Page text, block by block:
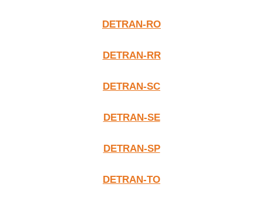
DETRAN-RO
DETRAN-RR
DETRAN-SC
DETRAN-SE
DETRAN-SP
DETRAN-TO